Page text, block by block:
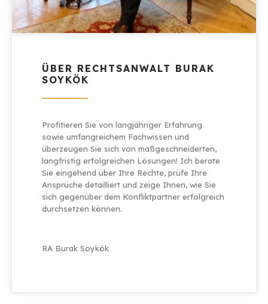
ÜBER RECHTSANWALT BURAK
SOYKÖK
Profitieren Sie von langjähriger Erfahrung
sowie umfangreichem Fachwissen und
überzeugen Sie sich von maßgeschneiderten,
langfristig erfolgreichen Lösungen! Ich berate
Sie eingehend über Ihre Rechte, prüfe Ihre
Ansprüche detailliert und zeige Ihnen, wie Sie
sich gegenüber dem Konfliktpartner erfolgreich
durchsetzen können.
RA Burak Soykök